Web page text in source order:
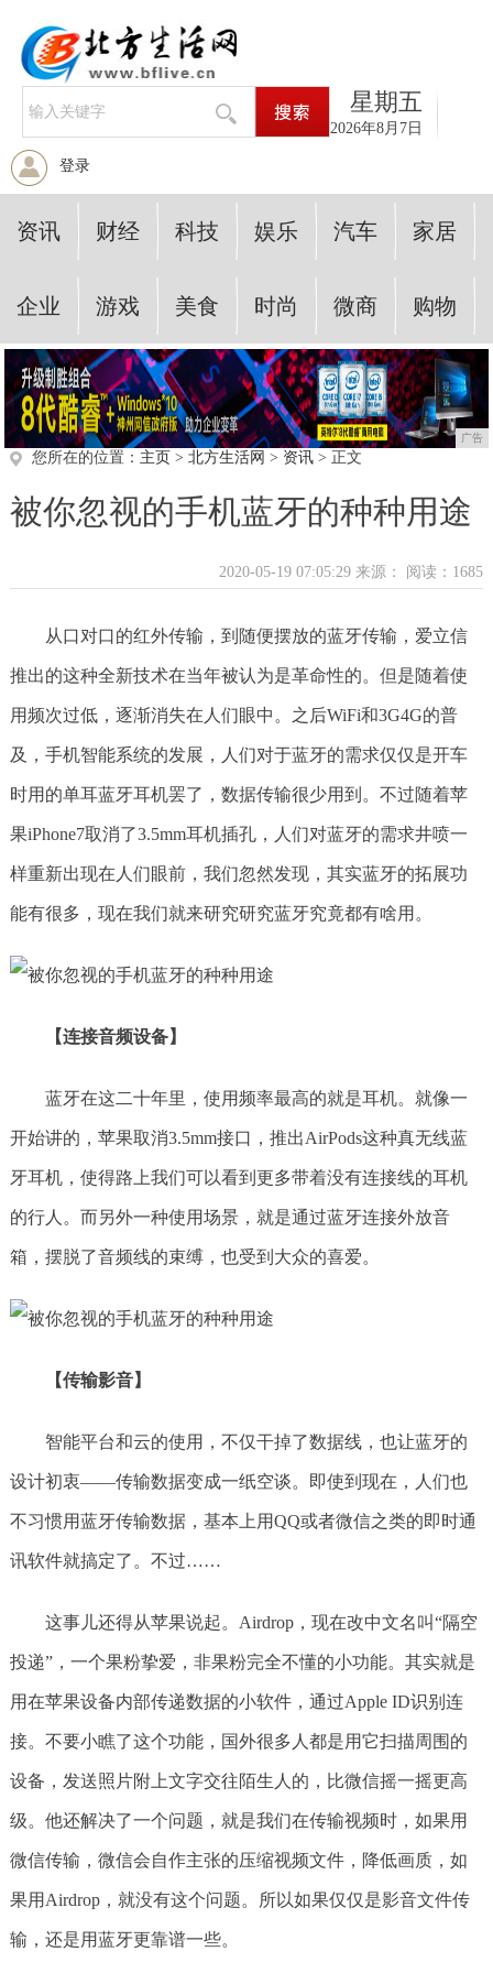
星期五
2026年8月7日
登录
资讯 财经 科技 娱乐 汽车 家居
企业 游戏 美食 时尚 微商 购物
广告
您所在的位置： 主页 > 北方生活网 > 资讯> 正文
被你忽视的手机蓝牙的种种用途
2020-05-19 07:05:29 来源： 阅读：1685
从口对口的红外传输，到随便摆放的蓝牙传输，爱立信
推出的这种全新技术在当年被认为是革命性的。但是随着使
用频次过低，逐渐消失在人们眼中。之后WiFi和3G4G的普
及，手机智能系统的发展，人们对于蓝牙的需求仅仅是开车
时用的单耳蓝牙耳机罢了，数据传输很少用到。不过随着苹
果iPhone7取消了3.5mm耳机插孔，人们对蓝牙的需求井喷一
样重新出现在人们眼前，我们忽然发现，其实蓝牙的拓展功
能有很多，现在我们就来研究研究蓝牙究竟都有啥用。
【连接音频设备】
蓝牙在这二十年里，使用频率最高的就是耳机。就像一
开始讲的，苹果取消3.5mm接口，推出AirPods这种真无线蓝
牙耳机，使得路上我们可以看到更多带着没有连接线的耳机
的行人。而另外一种使用场景，就是通过蓝牙连接外放音
箱，摆脱了音频线的束缚，也受到大众的喜爱。
【传输影音】
智能平台和云的使用，不仅干掉了数据线，也让蓝牙的
设计初衷——传输数据变成一纸空谈。即使到现在，人们也
不习惯用蓝牙传输数据，基本上用QQ或者微信之类的即时通
讯软件就搞定了。不过……
这事儿还得从苹果说起。Airdrop，现在改中文名叫“隔空
投递”，一个果粉挚爱，非果粉完全不懂的小功能。其实就是
用在苹果设备内部传递数据的小软件，通过Apple ID识别连
接。不要小瞧了这个功能，国外很多人都是用它扫描周围的
设备，发送照片附上文字交往陌生人的，比微信摇一摇更高
级。他还解决了一个问题，就是我们在传输视频时，如果用
微信传输，微信会自作主张的压缩视频文件，降低画质，如
果用Airdrop，就没有这个问题。所以如果仅仅是影音文件传
输，还是用蓝牙更靠谱一些。